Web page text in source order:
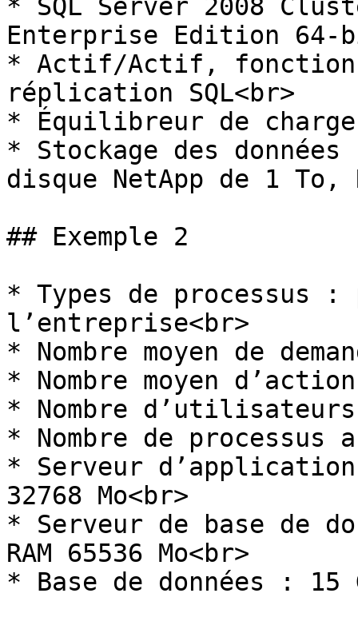
* SQL Server 2008
Enterprise Edition 64-
* Actif/Actif,
réplication SQL<br>
* Équilibreur de charge
* Stockage des
disque NetApp de 1 To,
## Exemple 2
* Types de processus
l’entreprise<br>
* Nombre moyen de
* Nombre moyen
* Nombre
* Nombre de
* Serveur d’application
32768 Mo<br>
* Serveur de base de
RAM 65536 Mo<br>
* Base de données : 15